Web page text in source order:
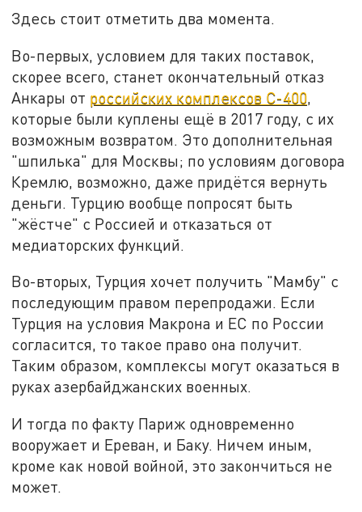
Здесь стоит отметить два момента.
Во-первых, условием для таких поставок,
скорее всего, станет окончательный отказ
Анкары от российских комплексов С-400,
которые были куплены ещё в 2017 году, с их
возможным возвратом. Это дополнительная
"шпилька" для Москвы; по условиям договора
Кремлю, возможно, даже придётся вернуть
деньги. Турцию вообще попросят быть
"жёстче" с Россией и отказаться от
медиаторских функций.
Во-вторых, Турция хочет получить "Мамбу" с
последующим правом перепродажи. Если
Турция на условия Макрона и ЕС по России
согласится, то такое право она получит.
Таким образом, комплексы могут оказаться в
руках азербайджанских военных.
И тогда по факту Париж одновременно
вооружает и Ереван, и Баку. Ничем иным,
кроме как новой войной, это закончиться не
может.